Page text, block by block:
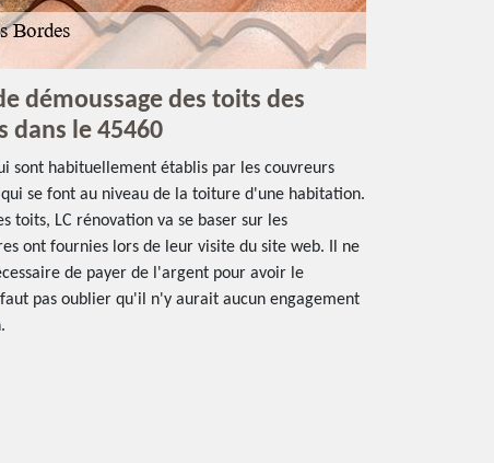
démoussage des toits des
dans le 45460
sont habituellement établis par les couvreurs
se font au niveau de la toiture d'une habitation.
toits, LC rénovation va se baser sur les
ont fournies lors de leur visite du site web. Il ne
de payer de l'argent pour avoir le
pas oublier qu'il n'y aurait aucun engagement